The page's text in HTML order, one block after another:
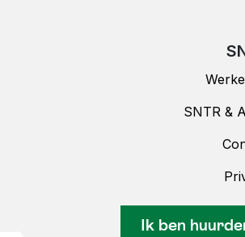
SNTR &
Ik ben